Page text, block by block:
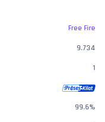
Free Fire
9.734
1
99.6%